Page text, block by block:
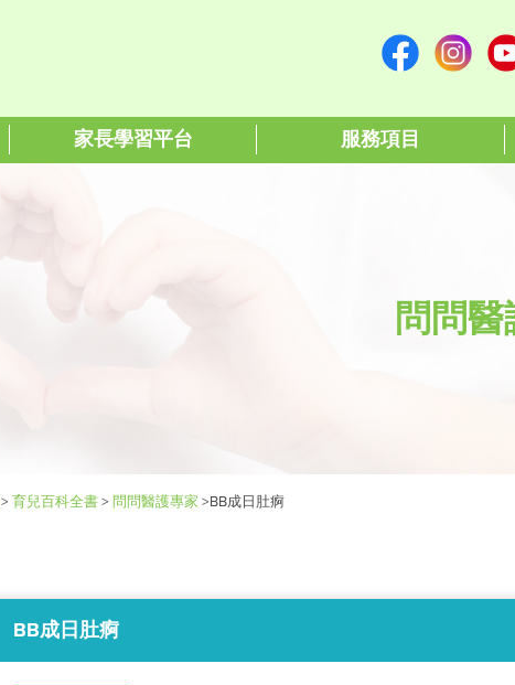
家長學習平台 服務項目
問問
> 育兒百科全書> 問問醫護專家 >BB成日肚痾
BB成日肚痾